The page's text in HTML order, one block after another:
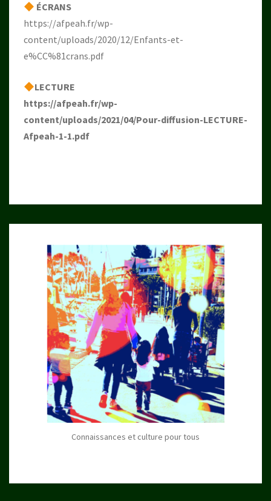
ÉCRANS
https://afpeah.fr/wp-
content/uploads/2020/12/Enfants-et-
e%CC%81crans.pdf
LECTURE
https://afpeah.fr/wp-
content/uploads/2021/04/Pour-diffusion-LECTURE-
Afpeah-1-1.pdf
Connaissances et culture pour tous